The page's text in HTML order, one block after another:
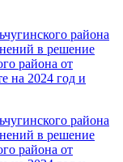
района
в решение
района от
на 2024 год и
района
в решение
района от